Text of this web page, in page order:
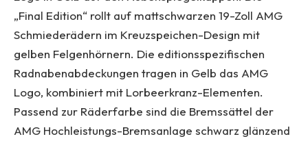
„Final Edition“ rollt auf mattschwarzen 19-Zoll AMG
Schmiederädern im Kreuzspeichen-Design mit
gelben Felgenhörnern. Die editionsspezifischen
Radnabenabdeckungen tragen in Gelb das AMG
Logo, kombiniert mit Lorbeerkranz-Elementen.
Passend zur Räderfarbe sind die Bremssättel der
AMG Hochleistungs-Bremsanlage schwarz glänzend